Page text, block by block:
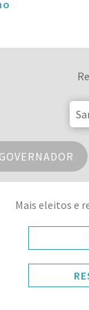
GOVERNADOR
Mais eleitos e